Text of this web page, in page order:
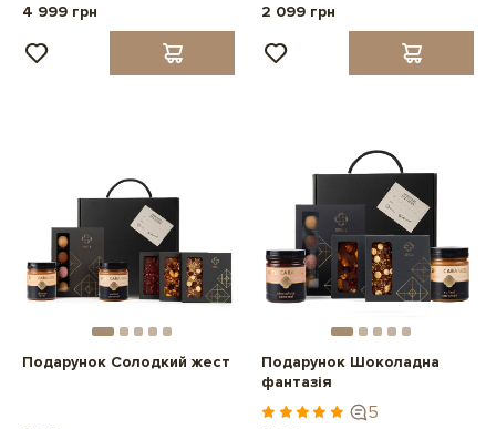
4 999 грн 2 099 грн
Подарунок Солодкий жест
Подарунок Шоколадна
фантазія
5